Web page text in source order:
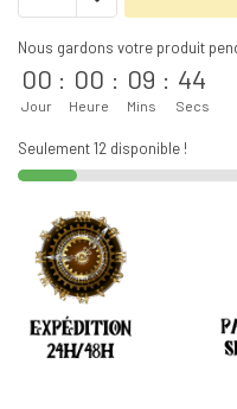
Nous gardons votre produit
00
Jour
: 00
Heure
: 09
Mins
: 44
Secs
Seulement 12 disponible !